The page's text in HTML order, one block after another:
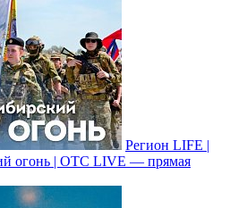
Регион LIFE |
огонь | ОТС LIVE — прямая